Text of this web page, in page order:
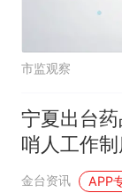
市监观察
宁夏出台
哨人工作制
械”安全防
金台资讯 APP